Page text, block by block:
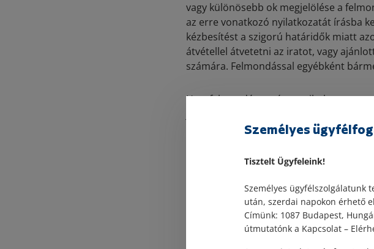
vagy különösebb ok megjelölése a
az erre vonatkozó nyilatkozatát írásba
kézbesítést a szigorú határidők miatt
átvétellel átvetetni az iratot, vagy
számára. Felmondással egyébként
Ha a felmondás során a nyilatkozatot
felmondottnak kell tekinteni.
Más a helyzet, ha valamilyen
Az első ilyen
Személyes
Tisztelt Ügyfeleink!
Személyes ügyfélszolgálatunk
után, szerdai napokon érhető
Címünk: 1087 Budapest,
útmutatónk a Kapcsolat –